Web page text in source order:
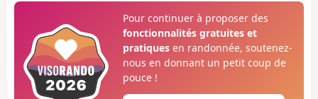
Pour continuer à proposer des
fonctionnalités gratuites et
pratiquesen randonnée, soutenez-
nous en donnant un petit coup de
pouce !